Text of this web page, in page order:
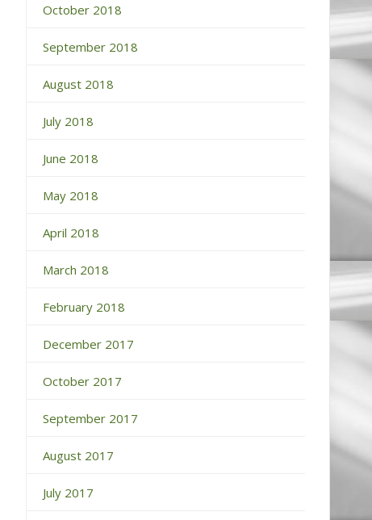
October 2018
September 2018
August 2018
July 2018
June 2018
May 2018
April 2018
March 2018
February 2018
December 2017
October 2017
September 2017
August 2017
July 2017